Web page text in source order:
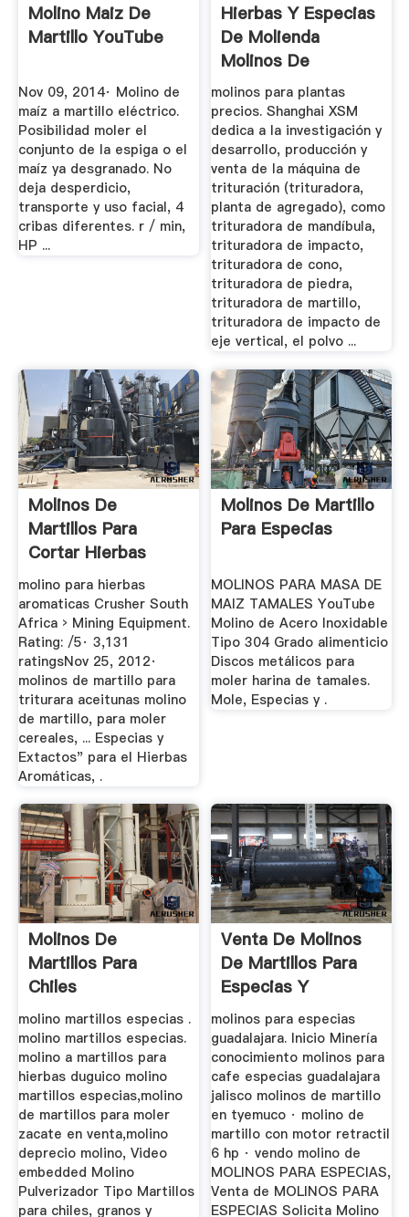
Molino Maiz De
Martillo YouTube
Nov 09, 2014· Molino de
maíz a martillo eléctrico.
Posibilidad moler el
conjunto de la espiga o el
maíz ya desgranado. No
deja desperdicio,
transporte y uso facial, 4
cribas diferentes. r / min,
HP ...
Hierbas Y Especias
De Molienda
Molinos De
Martillos
molinos para plantas
precios. Shanghai XSM
dedica a la investigación y
desarrollo, producción y
venta de la máquina de
trituración (trituradora,
planta de agregado), como
trituradora de mandíbula,
trituradora de impacto,
trituradora de cono,
trituradora de piedra,
trituradora de martillo,
trituradora de impacto de
eje vertical, el polvo ...
Molinos De
Martillos Para
Cortar Hierbas
Aromaticas
molino para hierbas
aromaticas Crusher South
Africa › Mining Equipment.
Rating: /5· 3,131
ratingsNov 25, 2012·
molinos de martillo para
triturara aceitunas molino
de martillo, para moler
cereales, ... Especias y
Extactos" para el Hierbas
Aromáticas, .
Molinos De Martillo
Para Especias
MOLINOS PARA MASA DE
MAIZ TAMALES YouTube
Molino de Acero Inoxidable
Tipo 304 Grado alimenticio
Discos metálicos para
moler harina de tamales.
Mole, Especias y .
Molinos De
Martillos Para
Chiles
molino martillos especias .
molino martillos especias.
molino a martillos para
hierbas duguico molino
martillos especias,molino
de martillos para moler
zacate en venta,molino
deprecio molino, Video
embedded Molino
Pulverizador Tipo Martillos
para chiles, granos y
Venta De Molinos
De Martillos Para
Especias Y
Condimentos
molinos para especias
guadalajara. Inicio Minería
conocimiento molinos para
cafe especias guadalajara
jalisco molinos de martillo
en tyemuco · molino de
martillo con motor retractil
6 hp · vendo molino de
MOLINOS PARA ESPECIAS,
Venta de MOLINOS PARA
ESPECIAS Solicita Molino